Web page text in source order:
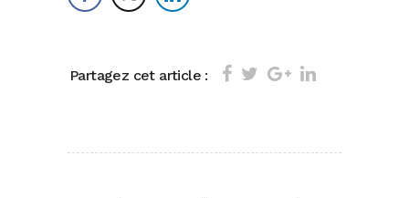
Partagez cet article :